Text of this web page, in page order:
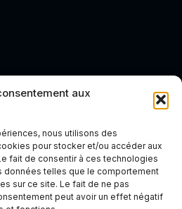
aux
nous utilisons des
pour stocker et/ou accéder aux
fait de consentir à ces technologies
données telles que le comportement
sur ce site. Le fait de ne pas
peut avoir un effet négatif